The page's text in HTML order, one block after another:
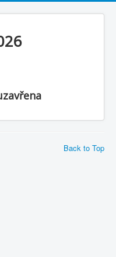
Back to Top